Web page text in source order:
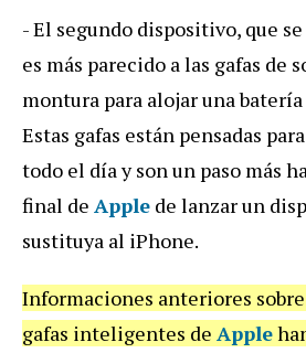
- El segundo dispositivo, que
es más parecido a las gafas de
montura para alojar una
Estas gafas están pensadas
todo el día y son un paso más
final de Apple de lanzar un
sustituya al iPhone.
Informaciones anteriores
gafas inteligentes de Apple